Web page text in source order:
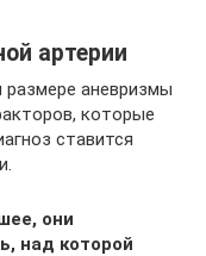
артерии
аневризмы
которые
ставится
они
над которой